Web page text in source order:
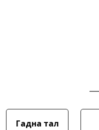
Гадна тал